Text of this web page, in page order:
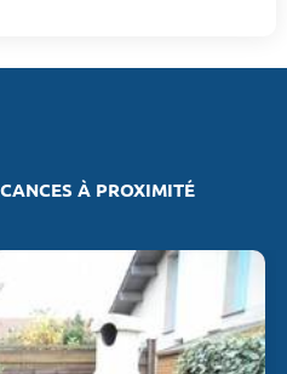
À PROXIMITÉ